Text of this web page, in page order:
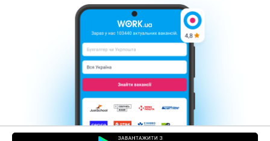
Контакти Про нас
Кар’єра
Допомога Умови використання